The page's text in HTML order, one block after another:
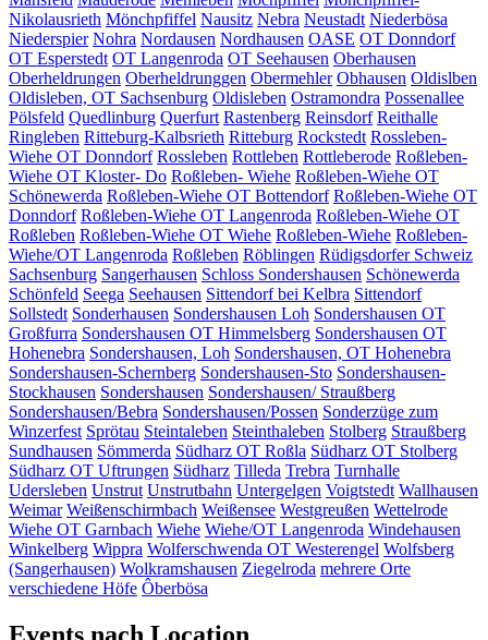
Nikolausrieth Mönchpfiffel Nausitz Nebra Neustadt Niederbösa
Niederspier Nohra Nordausen Nordhausen OASE OT Donndorf
OT Esperstedt OT Langenroda OT Seehausen Oberhausen
Oberheldrungen Oberheldrunggen Obermehler Obhausen Oldislben
Oldisleben, OT Sachsenburg Oldisleben Ostramondra Possenallee
Pölsfeld Quedlinburg Querfurt Rastenberg Reinsdorf Reithalle
Ringleben Ritteburg-Kalbsrieth Ritteburg Rockstedt Rossleben-
Wiehe OT Donndorf Rossleben Rottleben Rottleberode Roßleben-
Wiehe OT Kloster- Do Roßleben- Wiehe Roßleben-Wiehe OT
Schönewerda Roßleben-Wiehe OT Bottendorf Roßleben-Wiehe OT
Donndorf Roßleben-Wiehe OT Langenroda Roßleben-Wiehe OT
Roßleben Roßleben-Wiehe OT Wiehe Roßleben-Wiehe Roßleben-
Wiehe/OT Langenroda Roßleben Röblingen Rüdigsdorfer Schweiz
Sachsenburg Sangerhausen Schloss Sondershausen Schönewerda
Schönfeld Seega Seehausen Sittendorf bei Kelbra Sittendorf
Sollstedt Sonderhausen Sondershausen Loh Sondershausen OT
Großfurra Sondershausen OT Himmelsberg Sondershausen OT
Hohenebra Sondershausen, Loh Sondershausen, OT Hohenebra
Sondershausen-Schernberg Sondershausen-Sto Sondershausen-
Stockhausen Sondershausen Sondershausen/ Straußberg
Sondershausen/Bebra Sondershausen/Possen Sonderzüge zum
Winzerfest Sprötau Steintaleben Steinthaleben Stolberg Straußberg
Sundhausen Sömmerda Südharz OT Roßla Südharz OT Stolberg
Südharz OT Uftrungen Südharz Tilleda Trebra Turnhalle
Udersleben Unstrut Unstrutbahn Untergelgen Voigtstedt Wallhausen
Weimar Weißenschirmbach Weißensee Westgreußen Wettelrode
Wiehe OT Garnbach Wiehe Wiehe/OT Langenroda Windehausen
Winkelberg Wippra Wolferschwenda OT Westerengel Wolfsberg
(Sangerhausen) Wolkramshausen Ziegelroda mehrere Orte
verschiedene Höfe Ôberbösa